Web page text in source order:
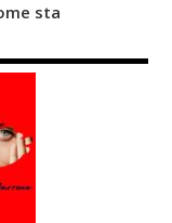
sta